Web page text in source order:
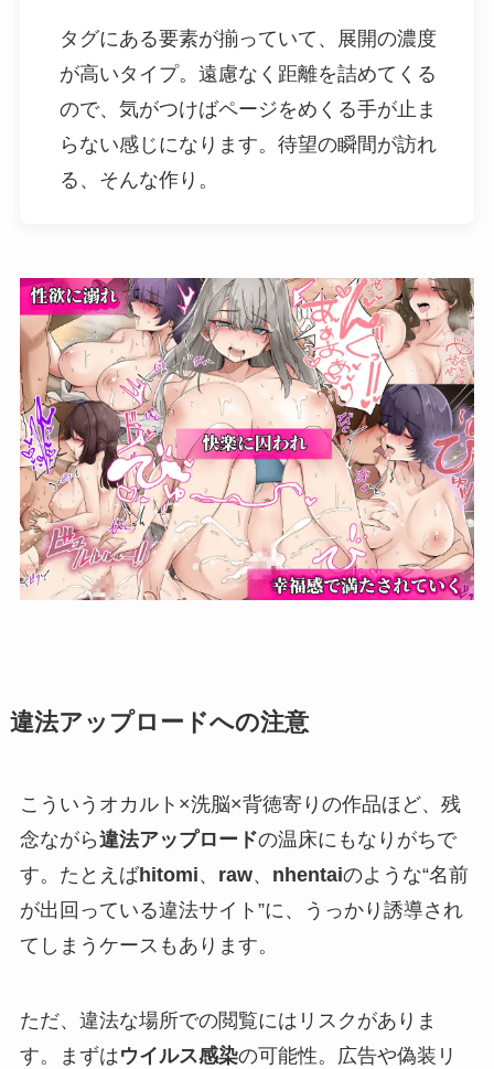
タグにある要素が揃っていて、展開の濃度
が高いタイプ。遠慮なく距離を詰めてくる
ので、気がつけばページをめくる手が止ま
らない感じになります。待望の瞬間が訪れ
る、そんな作り。
違法アップロードへの注意
こういうオカルト×洗脳×背徳寄りの作品ほど、残
念ながら違法アップロードの温床にもなりがちで
す。たとえばhitomi、 raw、 nhentaiのような“名前
が出回っている違法サイト”に、うっかり誘導され
てしまうケースもあります。
ただ、違法な場所での閲覧にはリスクがありま
す。まずはウイルス感染の可能性。広告や偽装リ